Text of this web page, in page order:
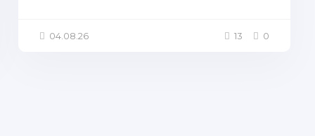
04.08.26 13 0